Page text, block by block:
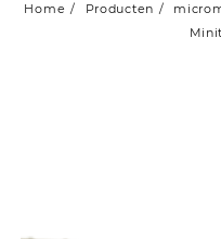
Home Producten